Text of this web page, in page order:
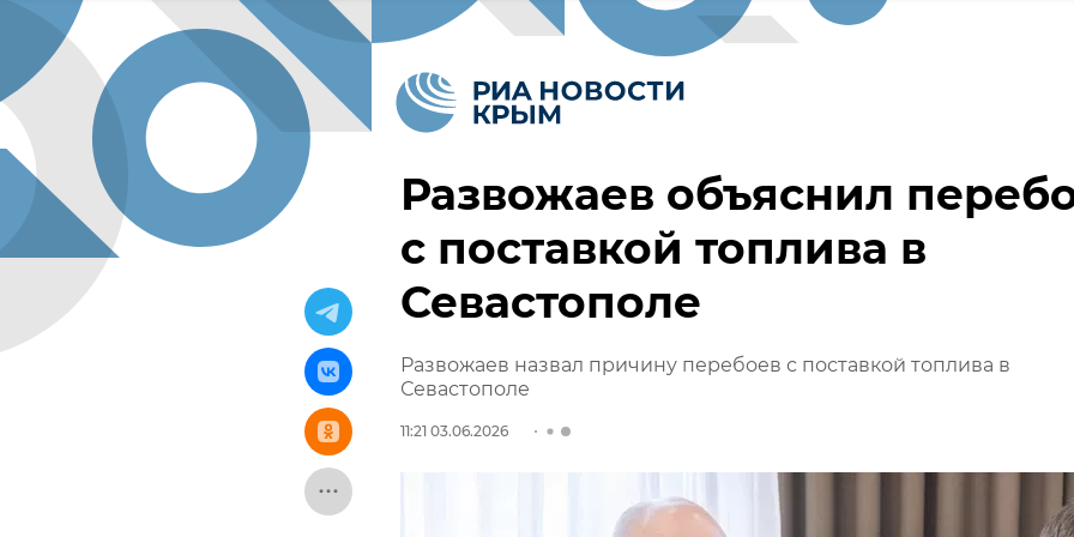
Развожаев объяснил
с поставкой топлива в
Севастополе
Развожаев назвал причину перебоев с поставкой топлива в
Севастополе
11:21 03.06.2026